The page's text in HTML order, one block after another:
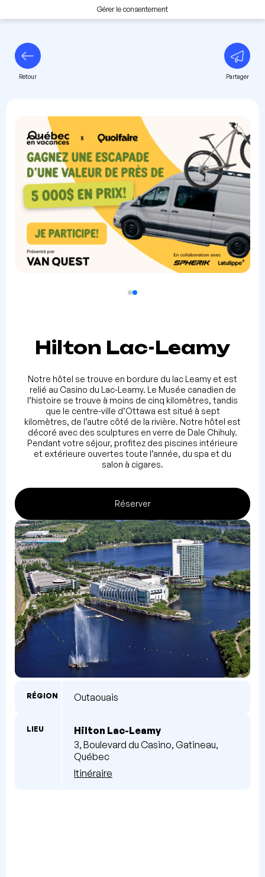
Gérer le consentement
Retour Partager
Hilton Lac-Leamy
Notre hôtel se trouve en bordure du lac Leamy et est
relié au Casino du Lac-Leamy. Le Musée canadien de
l’histoire se trouve à moins de cinq kilomètres, tandis
que le centre-ville d’Ottawa est situé à sept
kilomètres, de l’autre côté de la rivière. Notre hôtel est
décoré avec des sculptures en verre de Dale Chihuly.
Pendant votre séjour, profitez des piscines intérieure
et extérieure ouvertes toute l’année, du spa et du
salon à cigares.
Réserver
RÉGION Outaouais
LIEU
Hilton Lac-Leamy
3, Boulevard du Casino, Gatineau,
Québec
Itinéraire